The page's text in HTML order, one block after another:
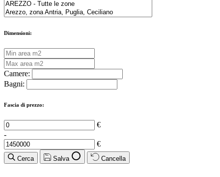
Dimensioni:
Camere:
Bagni:
Fascia di prezzo:
€
-
€
Cerca Salva Cancella